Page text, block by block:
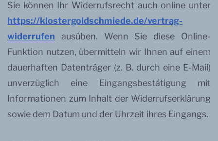
Sie können Ihr Widerrufsrecht auch online unter
https://klostergoldschmiede.de/vertrag-
widerrufen ausüben. Wenn Sie diese Online-
Funktion nutzen, übermitteln wir Ihnen auf einem
dauerhaften Datenträger (z. B. durch eine E-Mail)
unverzüglich eine Eingangsbestätigung mit
Informationen zum Inhalt der Widerrufserklärung
sowie dem Datum und der Uhrzeit ihres Eingangs.